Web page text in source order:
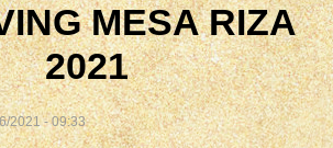
MESA RIZA
2021
2021 - 09:33